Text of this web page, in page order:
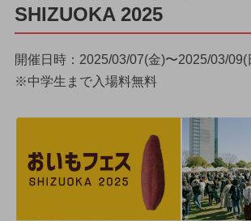
SHIZUOKA 2025
開催日時：2025/03/07(金)〜2025/03/
※中学生まで入場料無料